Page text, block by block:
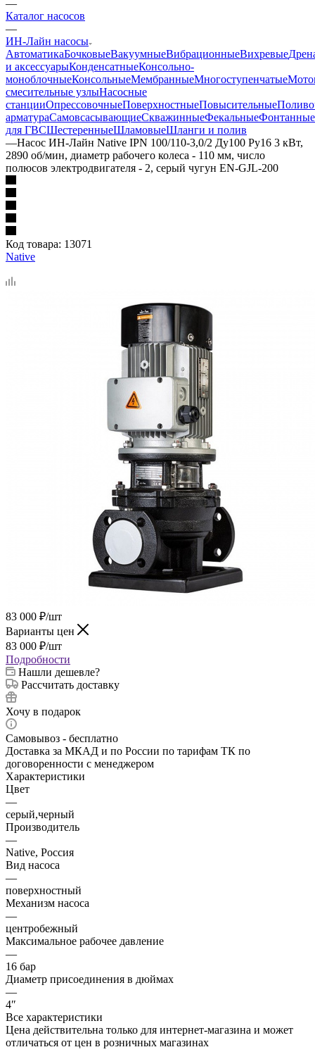
—
Каталог насосов
—
ИН-Лайн насосы
АвтоматикаБочковыеВакуумныеВибрационныеВихревые
и аксессуарыКонденсатныеКонсольно-
моноблочныеКонсольныеМембранныеМногоступенчатые
смесительные узлыНасосные
станцииОпрессовочныеПоверхностныеПовысительные
арматураСамовсасывающиеСкважинныеФекальныеФонтанные
для ГВСШестеренныеШламовыеШланги и полив
—Насос ИН-Лайн Native IPN 100/110-3,0/2 Ду100 Ру16 3 кВт,
2890 об/мин, диаметр рабочего колеса - 110 мм, число
полюсов электродвигателя - 2, серый чугун EN-GJL-200
Код товара: 13071
Native
83 000 ₽/шт
Варианты цен
83 000 ₽/шт
Подробности
Нашли дешевле?
Рассчитать доставку
Хочу в подарок
Самовывоз - бесплатно
Доставка за МКАД и по России по тарифам ТК по
договоренности с менеджером
Характеристики
Цвет
—
серый,черный
Производитель
—
Native, Россия
Вид насоса
—
поверхностный
Механизм насоса
—
центробежный
Максимальное рабочее давление
—
16 бар
Диаметр присоединения в дюймах
—
4″
Все характеристики
Цена действительна только для интернет-магазина и может
отличаться от цен в розничных магазинах